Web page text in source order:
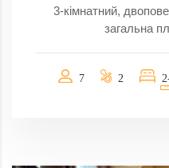
3-кімнатний,
загальна
7 2